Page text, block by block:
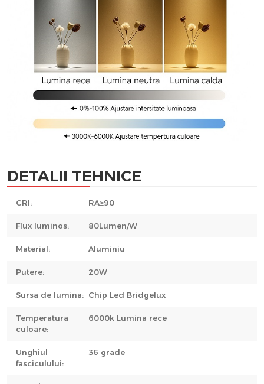
DETALII TEHNICE
CRI: RA≥90
Flux luminos: 80Lumen/W
Material: Aluminiu
Putere: 20W
Sursa de lumina: Chip Led Bridgelux
Temperatura
culoare:
6000k Lumina rece
Unghiul
fasciculului:
36 grade